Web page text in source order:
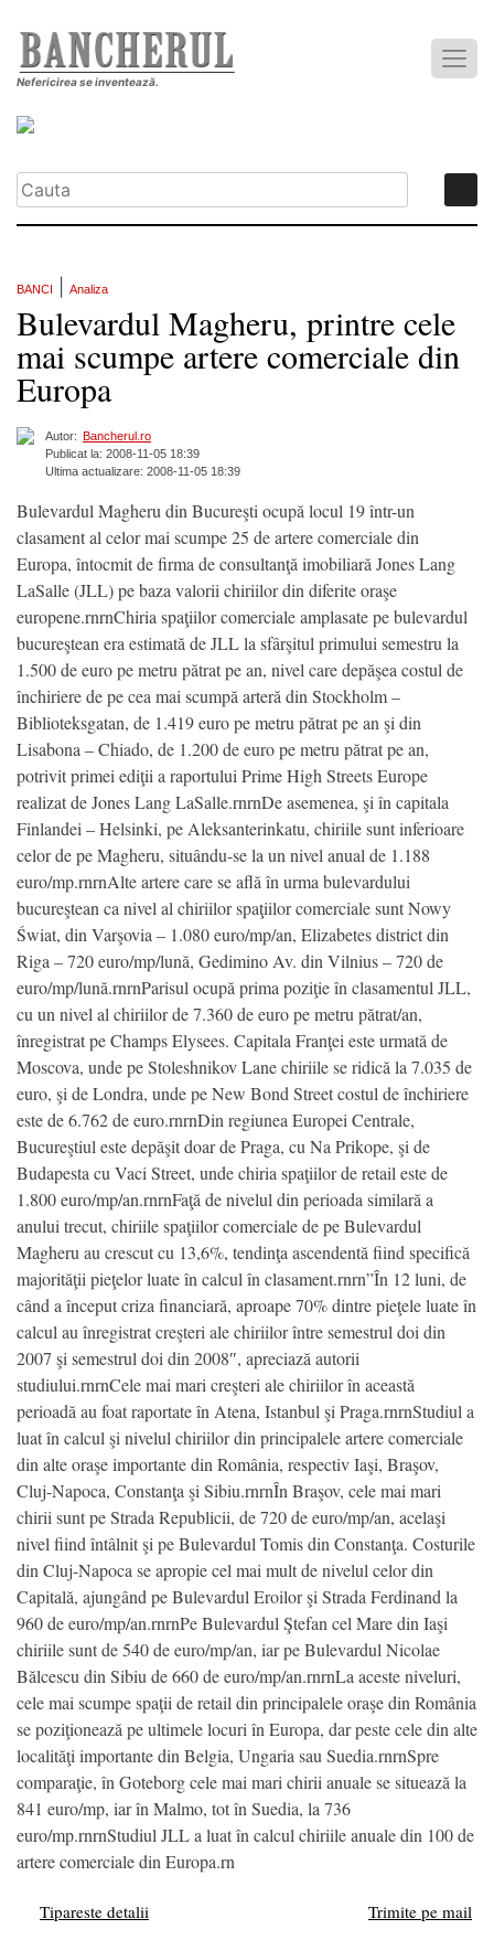
Nefericirea se inventează.
BANCI Analiza
Bulevardul Magheru, printre cele
mai scumpe artere comerciale din
Europa
Autor: Bancherul.ro
Publicat la: 2008-11-05 18:39
Ultima actualizare: 2008-11-05 18:39
Bulevardul Magheru din Bucureşti ocupă locul 19 într-un
clasament al celor mai scumpe 25 de artere comerciale din
Europa, întocmit de firma de consultanţă imobiliară Jones Lang
LaSalle (JLL) pe baza valorii chiriilor din diferite oraşe
europene.rnrnChiria spaţiilor comerciale amplasate pe bulevardul
bucureştean era estimată de JLL la sfârşitul primului semestru la
1.500 de euro pe metru pătrat pe an, nivel care depăşea costul de
închiriere de pe cea mai scumpă arteră din Stockholm –
Biblioteksgatan, de 1.419 euro pe metru pătrat pe an şi din
Lisabona – Chiado, de 1.200 de euro pe metru pătrat pe an,
potrivit primei ediţii a raportului Prime High Streets Europe
realizat de Jones Lang LaSalle.rnrnDe asemenea, şi în capitala
Finlandei – Helsinki, pe Aleksanterinkatu, chiriile sunt inferioare
celor de pe Magheru, situându-se la un nivel anual de 1.188
euro/mp.rnrnAlte artere care se află în urma bulevardului
bucureştean ca nivel al chiriilor spaţiilor comerciale sunt Nowy
Świat, din Varşovia – 1.080 euro/mp/an, Elizabetes district din
Riga – 720 euro/mp/lună, Gedimino Av. din Vilnius – 720 de
euro/mp/lună.rnrnParisul ocupă prima poziţie în clasamentul JLL,
cu un nivel al chiriilor de 7.360 de euro pe metru pătrat/an,
înregistrat pe Champs Elysees. Capitala Franţei este urmată de
Moscova, unde pe Stoleshnikov Lane chiriile se ridică la 7.035 de
euro, şi de Londra, unde pe New Bond Street costul de închiriere
este de 6.762 de euro.rnrnDin regiunea Europei Centrale,
Bucureştiul este depăşit doar de Praga, cu Na Prikope, şi de
Budapesta cu Vaci Street, unde chiria spaţiilor de retail este de
1.800 euro/mp/an.rnrnFaţă de nivelul din perioada similară a
anului trecut, chiriile spaţiilor comerciale de pe Bulevardul
Magheru au crescut cu 13,6%, tendinţa ascendentă fiind specifică
majorităţii pieţelor luate în calcul în clasament.rnrn”În 12 luni, de
când a început criza financiară, aproape 70% dintre pieţele luate în
calcul au înregistrat creşteri ale chiriilor între semestrul doi din
2007 şi semestrul doi din 2008″, apreciază autorii
studiului.rnrnCele mai mari creşteri ale chiriilor în această
perioadă au foat raportate în Atena, Istanbul şi Praga.rnrnStudiul a
luat în calcul şi nivelul chiriilor din principalele artere comerciale
din alte oraşe importante din România, respectiv Iaşi, Braşov,
Cluj-Napoca, Constanţa şi Sibiu.rnrnÎn Braşov, cele mai mari
chirii sunt pe Strada Republicii, de 720 de euro/mp/an, acelaşi
nivel fiind întâlnit şi pe Bulevardul Tomis din Constanţa. Costurile
din Cluj-Napoca se apropie cel mai mult de nivelul celor din
Capitală, ajungând pe Bulevardul Eroilor şi Strada Ferdinand la
960 de euro/mp/an.rnrnPe Bulevardul Ştefan cel Mare din Iaşi
chiriile sunt de 540 de euro/mp/an, iar pe Bulevardul Nicolae
Bălcescu din Sibiu de 660 de euro/mp/an.rnrnLa aceste niveluri,
cele mai scumpe spaţii de retail din principalele oraşe din România
se poziţionează pe ultimele locuri în Europa, dar peste cele din alte
localităţi importante din Belgia, Ungaria sau Suedia.rnrnSpre
comparaţie, în Goteborg cele mai mari chirii anuale se situează la
841 euro/mp, iar în Malmo, tot în Suedia, la 736
euro/mp.rnrnStudiul JLL a luat în calcul chiriile anuale din 100 de
artere comerciale din Europa.rn
Tipareste detalii
Trimite pe mail